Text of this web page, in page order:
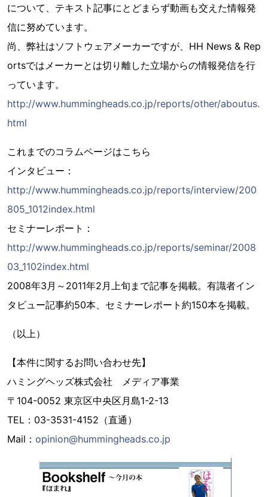
について、テキスト記事にとどまらず動画も交えた情報発
信に努めています。
尚、弊社はソフトウェアメーカーですが、HH News & Rep
ortsではメーカーとは切り離した立場からの情報発信を行
っています。
http://www.hummingheads.co.jp/reports/other/aboutus.
html
これまでのコラムページはこちら
インタビュー：
http://www.hummingheads.co.jp/reports/interview/200
805_1012index.html
セミナーレポート：
http://www.hummingheads.co.jp/reports/seminar/2008
03_1102index.html
2008年3月～2011年2月上旬まで記事を掲載。有識者イン
タビュー記事約50本、セミナーレポート約150本を掲載。
（以上）
【本件に関するお問い合わせ先】
ハミングヘッズ株式会社 メディア事業
〒104-0052 東京区中央区月島1-2-13
TEL：03-3531-4152（直通）
Mail： opinion@hummingheads.co.jp